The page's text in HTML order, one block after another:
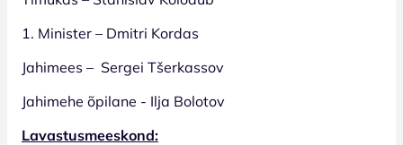
1. Minister – Dmitri Kordas
Jahimees – Sergei Tšerkassov
Jahimehe õpilane - Ilja Bolotov
Lavastusmeeskond: